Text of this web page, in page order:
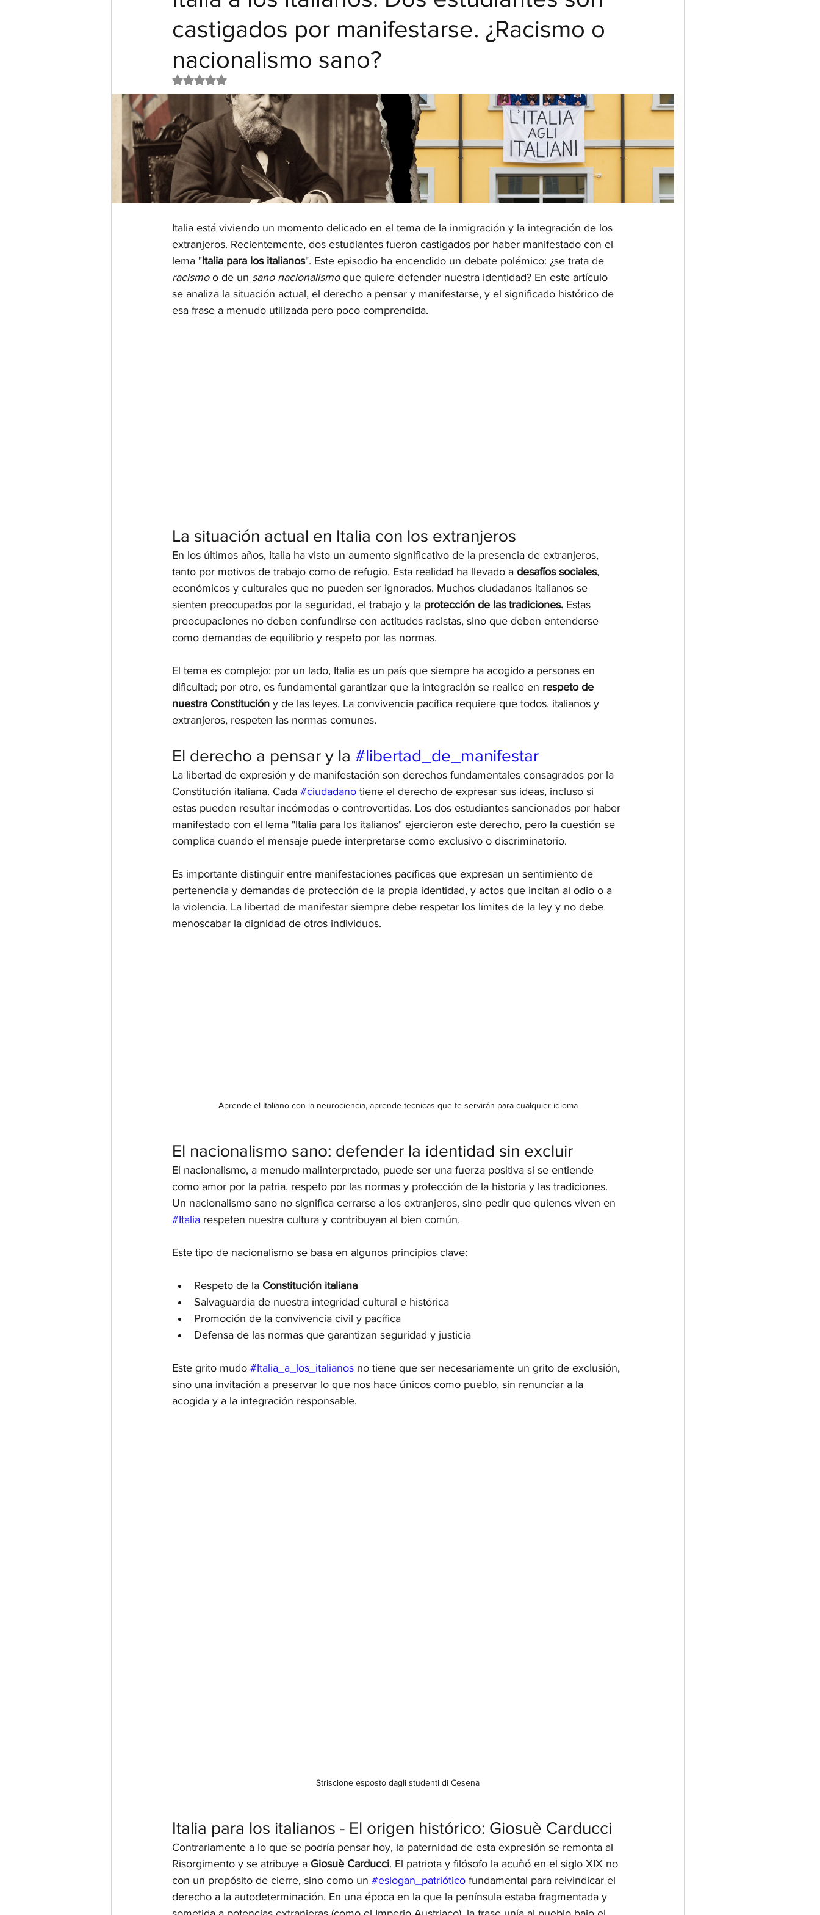
castigados por manifestarse. ¿Racismo o
nacionalismo sano?
Obtuvo NaN de 5 estrellas.
Italia está viviendo un momento delicado en el tema de la inmigración y la integración de los
extranjeros. Recientemente, dos estudiantes fueron castigados por haber manifestado con el
lema "Italia para los italianos". Este episodio ha encendido un debate polémico: ¿se trata de
racismo o de un sano nacionalismo que quiere defender nuestra identidad? En este artículo
se analiza la situación actual, el derecho a pensar y manifestarse, y el significado histórico de
esa frase a menudo utilizada pero poco comprendida.
La situación actual en Italia con los extranjeros
En los últimos años, Italia ha visto un aumento significativo de la presencia de extranjeros,
tanto por motivos de trabajo como de refugio. Esta realidad ha llevado a desafíos sociales,
económicos y culturales que no pueden ser ignorados. Muchos ciudadanos italianos se
sienten preocupados por la seguridad, el trabajo y la protección de las tradiciones. Estas
preocupaciones no deben confundirse con actitudes racistas, sino que deben entenderse
como demandas de equilibrio y respeto por las normas.
El tema es complejo: por un lado, Italia es un país que siempre ha acogido a personas en
dificultad; por otro, es fundamental garantizar que la integración se realice en respeto de
nuestra Constitución y de las leyes. La convivencia pacífica requiere que todos, italianos y
extranjeros, respeten las normas comunes.
El derecho a pensar y la #libertad_de_manifestar
La libertad de expresión y de manifestación son derechos fundamentales consagrados por la
Constitución italiana. Cada #ciudadano tiene el derecho de expresar sus ideas, incluso si
estas pueden resultar incómodas o controvertidas. Los dos estudiantes sancionados por haber
manifestado con el lema "Italia para los italianos" ejercieron este derecho, pero la cuestión se
complica cuando el mensaje puede interpretarse como exclusivo o discriminatorio.
Es importante distinguir entre manifestaciones pacíficas que expresan un sentimiento de
pertenencia y demandas de protección de la propia identidad, y actos que incitan al odio o a
la violencia. La libertad de manifestar siempre debe respetar los límites de la ley y no debe
menoscabar la dignidad de otros individuos.
Aprende el Italiano con la neurociencia, aprende tecnicas que te servirán para cualquier idioma
El nacionalismo sano: defender la identidad sin excluir
El nacionalismo, a menudo malinterpretado, puede ser una fuerza positiva si se entiende
como amor por la patria, respeto por las normas y protección de la historia y las tradiciones.
Un nacionalismo sano no significa cerrarse a los extranjeros, sino pedir que quienes viven en
#Italia respeten nuestra cultura y contribuyan al bien común.
Este tipo de nacionalismo se basa en algunos principios clave:
Respeto de la Constitución italiana
Salvaguardia de nuestra integridad cultural e histórica
Promoción de la convivencia civil y pacífica
Defensa de las normas que garantizan seguridad y justicia
Este grito mudo #Italia_a_los_italianos no tiene que ser necesariamente un grito de exclusión,
sino una invitación a preservar lo que nos hace únicos como pueblo, sin renunciar a la
acogida y a la integración responsable.
Striscione esposto dagli studenti di Cesena
Italia para los italianos - El origen histórico: Giosuè Carducci
Contrariamente a lo que se podría pensar hoy, la paternidad de esta expresión se remonta al
Risorgimento y se atribuye a Giosuè Carducci. El patriota y filósofo la acuñó en el siglo XIX no
con un propósito de cierre, sino como un #eslogan_patriótico fundamental para reivindicar el
derecho a la autodeterminación. En una época en la que la península estaba fragmentada y